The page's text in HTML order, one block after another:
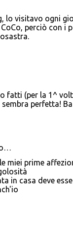
lo visitavo ogni
perciò con i
fatti (per la 1^
sembra perfetta!
miei prime
in casa deve